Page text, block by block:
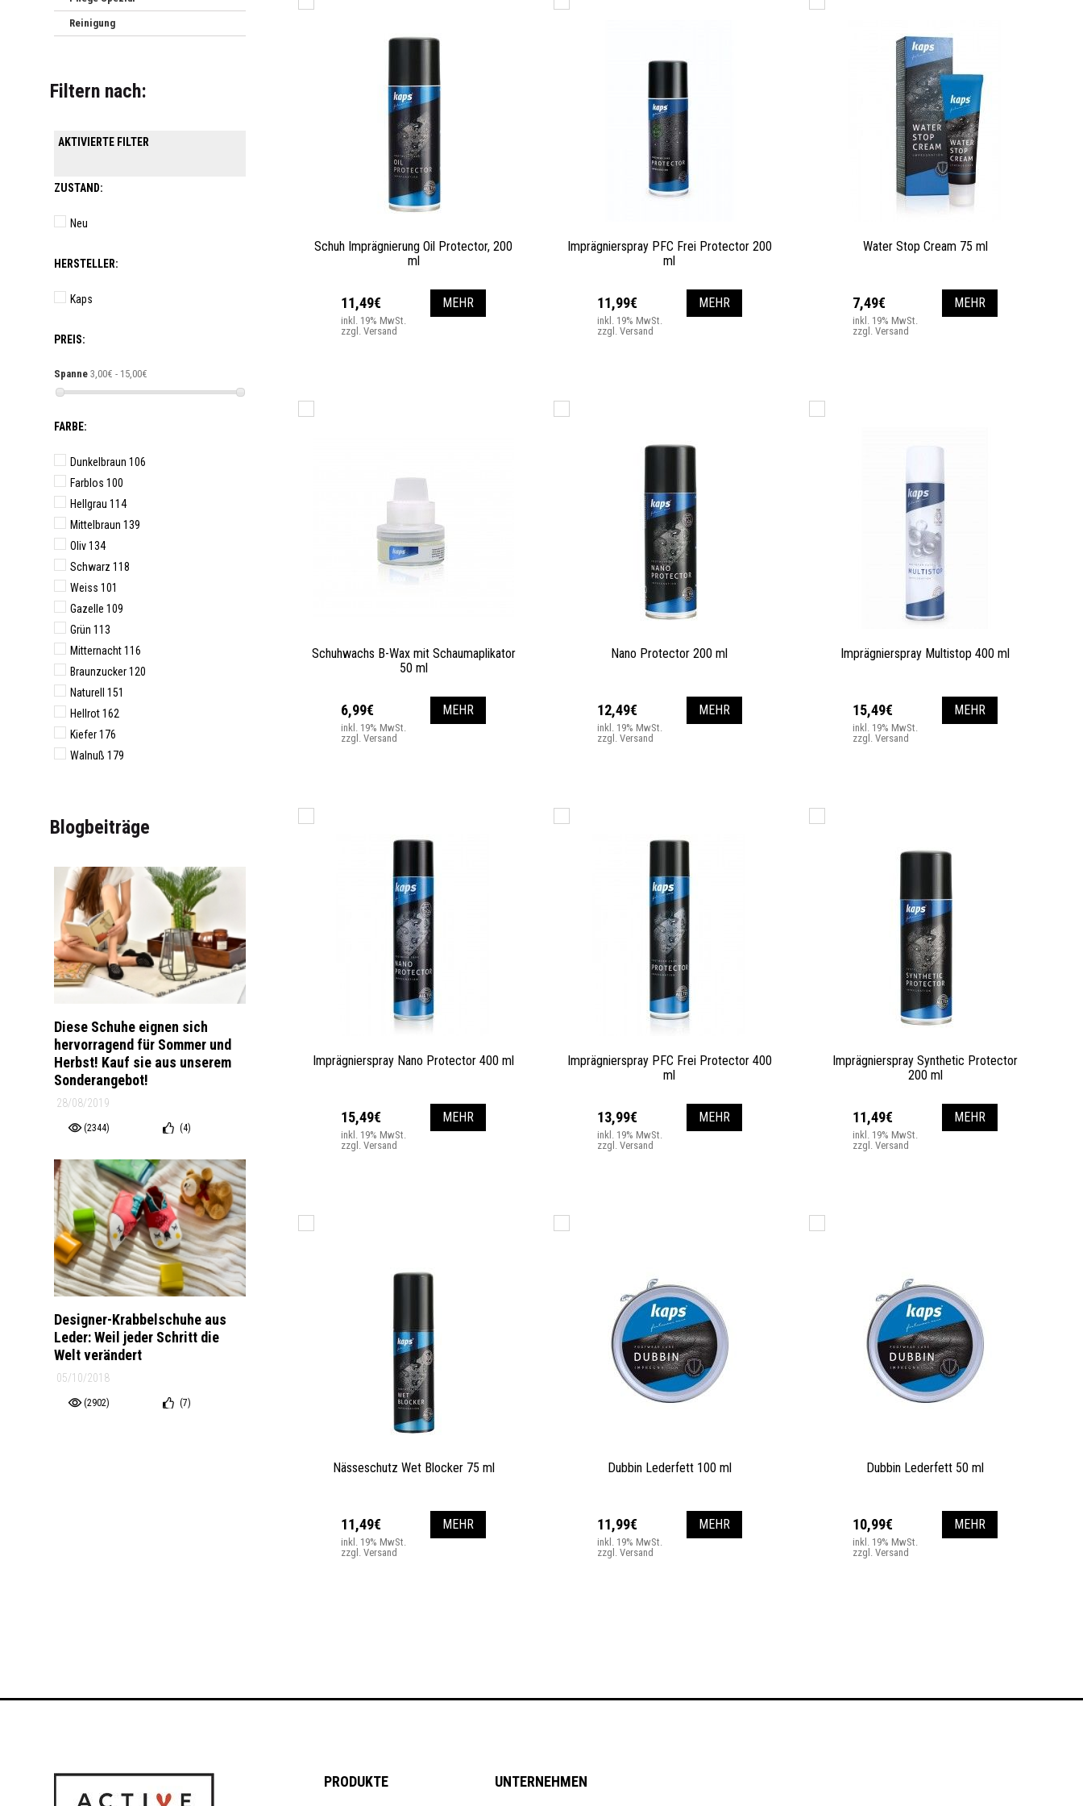
Reinigung
Filtern nach:
AKTIVIERTE FILTER
ZUSTAND:
Neu
HERSTELLER:
Kaps
PREIS:
Spanne 3,00€ - 15,00€
FARBE:
Dunkelbraun 106
Farblos 100
Hellgrau 114
Mittelbraun 139
Oliv 134
Schwarz 118
Weiss 101
Gazelle 109
Grün 113
Mitternacht 116
Braunzucker 120
Naturell 151
Hellrot 162
Kiefer 176
Walnuß 179
Blogbeiträge
Diese Schuhe eignen sich
hervorragend für Sommer und
Herbst! Kauf sie aus unserem
Sonderangebot!
28/08/2019
(2344) (4)
Designer-Krabbelschuhe aus
Leder: Weil jeder Schritt die
Welt verändert
05/10/2018
(2902) (7)
Schuh Imprägnierung Oil Protector, 200
ml
11,49€
inkl. 19% MwSt.
zzgl. Versand
MEHR
Imprägnierspray PFC Frei Protector 200
ml
11,99€
inkl. 19% MwSt.
zzgl. Versand
MEHR
Water Stop Cream 75 ml
7,49€
inkl. 19% MwSt.
zzgl. Versand
MEHR
Schuhwachs B-Wax mit Schaumaplikator
50 ml
6,99€
inkl. 19% MwSt.
zzgl. Versand
MEHR
Nano Protector 200 ml
12,49€
inkl. 19% MwSt.
zzgl. Versand
MEHR
Imprägnierspray Multistop 400 ml
15,49€
inkl. 19% MwSt.
zzgl. Versand
MEHR
Imprägnierspray Nano Protector 400 ml
15,49€
inkl. 19% MwSt.
zzgl. Versand
MEHR
Imprägnierspray PFC Frei Protector 400
ml
13,99€
inkl. 19% MwSt.
zzgl. Versand
MEHR
Imprägnierspray Synthetic Protector
200 ml
11,49€
inkl. 19% MwSt.
zzgl. Versand
MEHR
Nässeschutz Wet Blocker 75 ml
11,49€
inkl. 19% MwSt.
zzgl. Versand
MEHR
Dubbin Lederfett 100 ml
11,99€
inkl. 19% MwSt.
zzgl. Versand
MEHR
Dubbin Lederfett 50 ml
10,99€
inkl. 19% MwSt.
zzgl. Versand
MEHR
PRODUKTE UNTERNEHMEN